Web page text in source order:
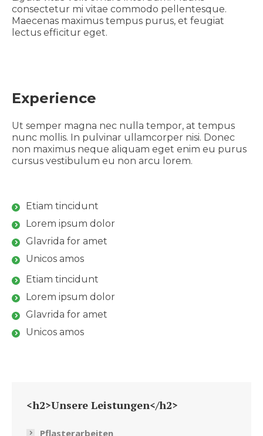
consectetur mi vitae commodo pellentesque.
Maecenas maximus tempus purus, et feugiat
lectus efficitur eget.
Experience
Ut semper magna nec nulla tempor, at tempus
nunc mollis. In pulvinar ullamcorper nisi. Donec
non maximus neque aliquam eget enim eu purus
cursus vestibulum eu non arcu lorem.
Etiam tincidunt
Lorem ipsum dolor
Glavrida for amet
Unicos amos
Etiam tincidunt
Lorem ipsum dolor
Glavrida for amet
Unicos amos
<h2>Unsere Leistungen</h2>
Pflasterarbeiten